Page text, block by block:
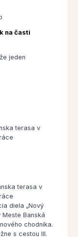
na časti
jeden
terasa v
terasa v
diela „Nový
Banská
chodníka.
s cestou III.